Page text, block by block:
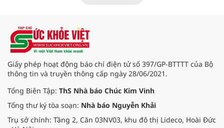
Giấy phép hoạt động báo chí điện tử số 397/GP-BTTTT của Bộ
thông tin và truyền thông cấp ngày 28/06/2021.
Tổng Biên Tập: ThS Nhà báo Chúc Kim Vinh
Tổng thư ký tòa soạn: Nhà báo Nguyễn Khải
Trụ sở chính: Tầng 2, Căn 03NV03, khu đô thị Lideco, Hoài Đức